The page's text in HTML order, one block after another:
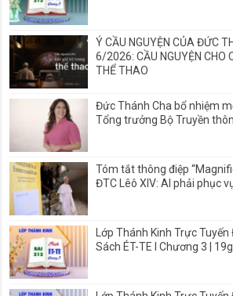
Ý CẦU NGUYỆN CỦA ĐỨC
6/2026: CẦU NGUYỆN CHO
THỂ THAO
Đức Thánh Cha bổ nhiệm
Tổng trưởng Bộ Truyền
Tóm tắt thông điệp
ĐTC Lêô XIV: AI phải phục
Lớp Thánh Kinh Trực
Sách ÉT-TE I Chương 3 |